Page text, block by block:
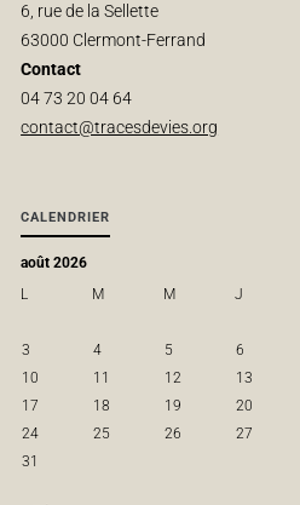
6, rue de la Sellette
63000 Clermont-Ferrand
Contact
04 73 20 04 64
contact@tracesdevies.org
CALENDRIER
août 2026
L
M M J
3
4 5 6
10
11 12 13
17
18 19 20
24
25 26 27
31